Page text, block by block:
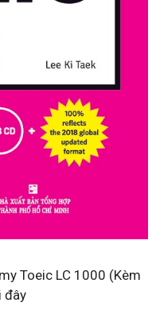
Toeic LC 1000 (Kèm
đây